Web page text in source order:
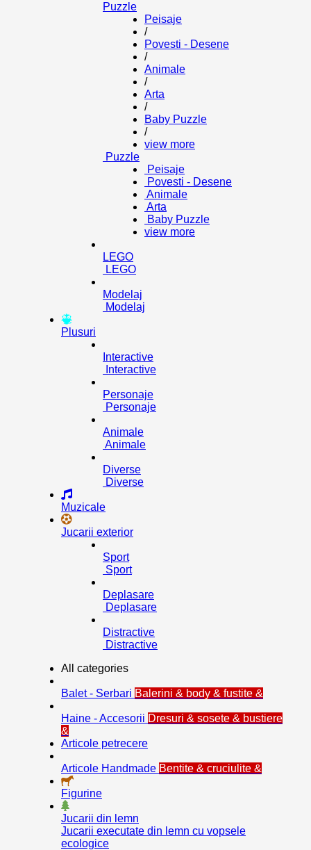
Puzzle
Peisaje
/
Povesti - Desene
/
Animale
/
Arta
/
Baby Puzzle
/
view more
Puzzle
Peisaje
Povesti - Desene
Animale
Arta
Baby Puzzle
view more
LEGO
LEGO
Modelaj
Modelaj
Plusuri
Interactive
Interactive
Personaje
Personaje
Animale
Animale
Diverse
Diverse
Muzicale
Jucarii exterior
Sport
Sport
Deplasare
Deplasare
Distractive
Distractive
All categories
Balet - Serbari Balerini & body & fustite &
Haine - Accesorii Dresuri & sosete & bustiere
&
Articole petrecere
Articole Handmade Bentite & cruciulite &
Figurine
Jucarii din lemn
Jucarii executate din lemn cu vopsele
ecologice